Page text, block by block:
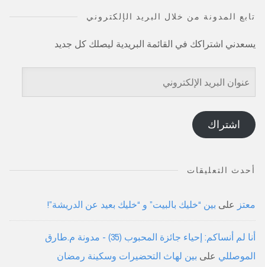
تابع المدونة من خلال البريد الإلكتروني
يسعدني اشتراكك في القائمة البريدية ليصلك كل جديد
عنوان
البريد
الإلكتروني
اشتراك
أحدث التعليقات
معتز على بين “خليك بالبيت” و “خليك بعيد عن الدريشة”!
أنا لم أنساكم: إحياء جائزة المحبوب (35) - مدونة م.طارق
الموصللي على بين لهاث التحضيرات وسكينة رمضان